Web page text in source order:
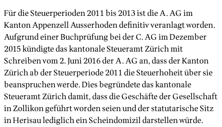
Für die Steuerperioden 2011 bis 2013 ist die A. AG im
Kanton Appenzell Ausserhoden definitiv veranlagt worden.
Aufgrund einer Buchprüfung bei der C. AG im Dezember
2015 kündigte das kantonale Steueramt Zürich mit
Schreiben vom 2. Juni 2016 der A. AG an, dass der Kanton
Zürich ab der Steuerperiode 2011 die Steuerhoheit über sie
beanspruchen werde. Dies begründete das kantonale
Steueramt Zürich damit, dass die Geschäfte der Gesellschaft
in Zollikon geführt worden seien und der statutarische Sitz
in Herisau lediglich ein Scheindomizil darstellen würde.